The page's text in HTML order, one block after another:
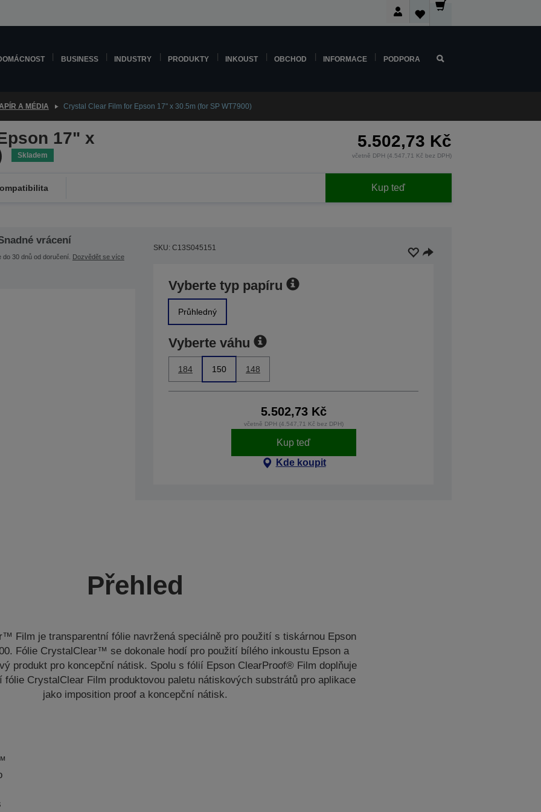
BUSINESS INDUSTRY PRODUKTY INKOUST OBCHOD INFORMACE PODPORA
A MÉDIA Crystal Clear Film for Epson 17" x 30.5m (for SP WT7900)
17" x
Skladem
5.502,73 Kč
včetně DPH (4.547,71 Kč bez DPH)
Kup teď
vrácení
do 30 dnů od doručení. Dozvědět se více
SKU: C13S045151
Vyberte typ papíru
Průhledný
Vyberte váhu
184 150 148
5.502,73 Kč
včetně DPH (4.547,71 Kč bez DPH)
Kup teď
Kde koupit
Přehled
Film je transparentní fólie navržená speciálně pro použití s tiskárnou Epson
Fólie CrystalClear™ se dokonale hodí pro použití bílého inkoustu Epson a
produkt pro koncepční nátisk. Spolu s fólií Epson ClearProof® Film doplňuje
fólie CrystalClear Film produktovou paletu nátiskových substrátů pro aplikace
jako imposition proof a koncepční nátisk.